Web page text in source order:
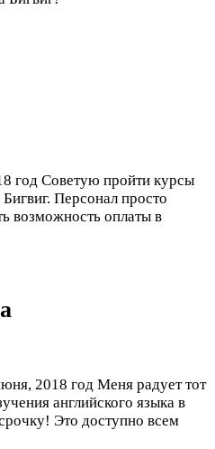
год Советую пройти курсы
Персонал просто
возможность оплаты в
2018 год Меня радует тот
английского языка в
Это доступно всем